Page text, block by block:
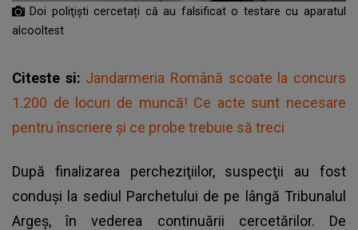
Doi poliţişti cercetați că au falsificat o testare cu aparatul
alcooltest
Citeste si: Jandarmeria Română scoate la concurs
1.200 de locuri de muncă! Ce acte sunt necesare
pentru înscriere şi ce probe trebuie să treci
După finalizarea percheziţiilor, suspecţii au fost
conduşi la sediul Parchetului de pe lângă Tribunalul
Argeş, în vederea continuării cercetărilor. De